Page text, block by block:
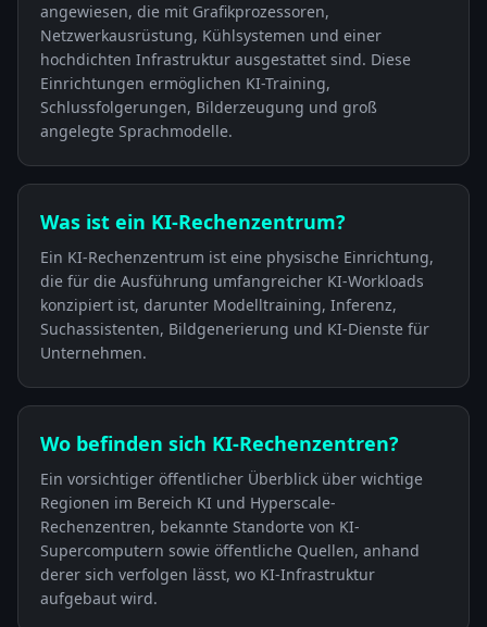
angewiesen, die mit Grafikprozessoren,
Netzwerkausrüstung, Kühlsystemen und einer
hochdichten Infrastruktur ausgestattet sind. Diese
Einrichtungen ermöglichen KI-Training,
Schlussfolgerungen, Bilderzeugung und groß
angelegte Sprachmodelle.
Was ist ein KI-Rechenzentrum?
Ein KI-Rechenzentrum ist eine physische Einrichtung,
die für die Ausführung umfangreicher KI-Workloads
konzipiert ist, darunter Modelltraining, Inferenz,
Suchassistenten, Bildgenerierung und KI-Dienste für
Unternehmen.
Wo befinden sich KI-Rechenzentren?
Ein vorsichtiger öffentlicher Überblick über wichtige
Regionen im Bereich KI und Hyperscale-
Rechenzentren, bekannte Standorte von KI-
Supercomputern sowie öffentliche Quellen, anhand
derer sich verfolgen lässt, wo KI-Infrastruktur
aufgebaut wird.